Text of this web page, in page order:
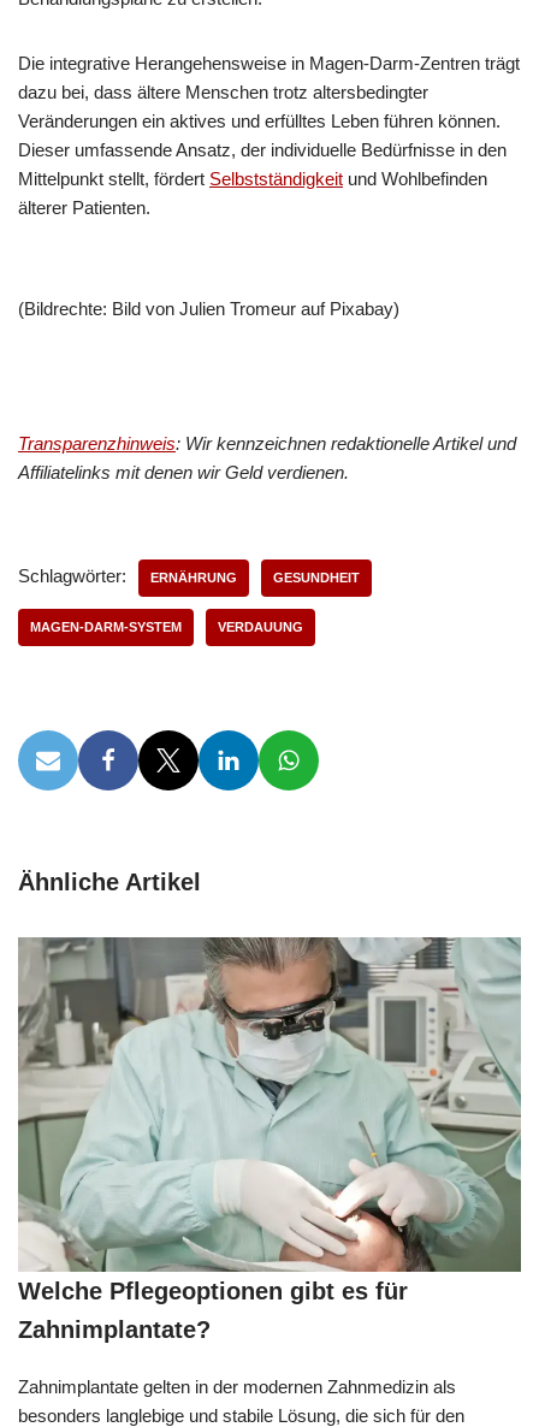
Die integrative Herangehensweise in Magen-Darm-Zentren trägt
dazu bei, dass ältere Menschen trotz altersbedingter
Veränderungen ein aktives und erfülltes Leben führen können.
Dieser umfassende Ansatz, der individuelle Bedürfnisse in den
Mittelpunkt stellt, fördert Selbstständigkeit und Wohlbefinden
älterer Patienten.
(Bildrechte: Bild von Julien Tromeur auf Pixabay)
Transparenzhinweis: Wir kennzeichnen redaktionelle Artikel und
Affiliatelinks mit denen wir Geld verdienen.
Schlagwörter: ERNÄHRUNG GESUNDHEIT
MAGEN-DARM-SYSTEM VERDAUUNG
Ähnliche Artikel
Welche Pflegeoptionen gibt es für
Zahnimplantate?
Zahnimplantate gelten in der modernen Zahnmedizin als
besonders langlebige und stabile Lösung, die sich für den